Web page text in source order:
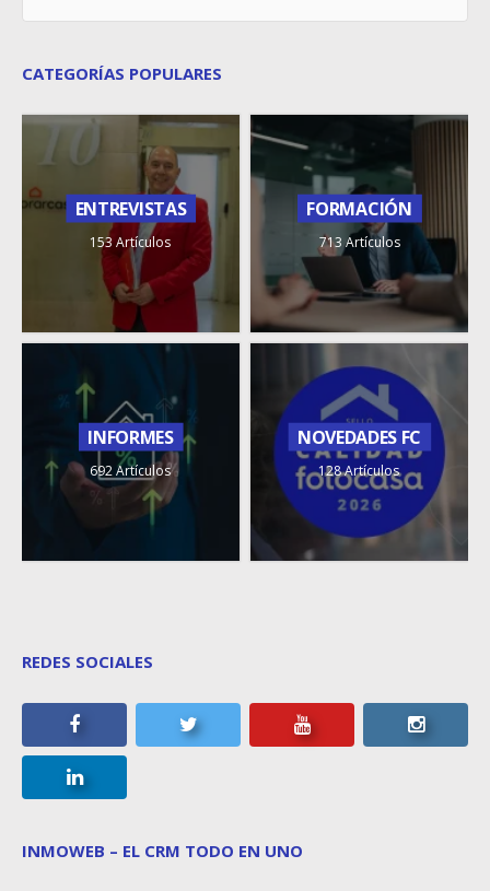
CATEGORÍAS POPULARES
ENTREVISTAS
153 Artículos
FORMACIÓN
713 Artículos
INFORMES
692 Artículos
NOVEDADES FC
128 Artículos
REDES SOCIALES
INMOWEB – EL CRM TODO EN UNO